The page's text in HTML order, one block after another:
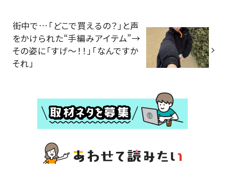
街中で…「どこで買えるの？」と声
をかけられた“手編みアイテム”→
その姿に「すげ〜！！」「なんですか
それ」